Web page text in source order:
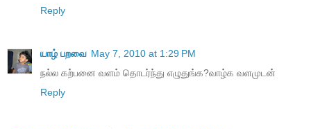
Reply
யாழ் பறவை May 7, 2010 at 1:29 PM
நல்ல கற்பனை வளம் தொடர்ந்து எழுதுங்க?வாழ்க வளமுடன்
Reply